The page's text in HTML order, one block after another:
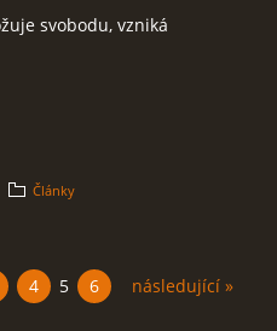
svobodu, vzniká
Články
4 5 6 následující »